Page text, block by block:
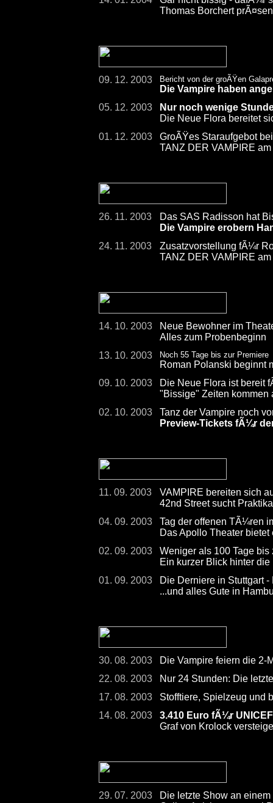
Thomas Borchert
09. 12. 2003 Bericht von der groÃŸen
Die Vampire haben
05. 12. 2003
Nur noch wenige
Die Neue Flora bereitet
01. 12. 2003
GroÃŸes Staraufgebot
TANZ DER VAMPIRE
26. 11. 2003
Das SAS Radisson hat
Die Vampire erobern
24. 11. 2003
Zusatzvorstellung fÃ¼r
TANZ DER VAMPIRE
14. 10. 2003
Neue Bewohner im
Alles zum Probenbeginn
13. 10. 2003
Noch 55 Tage bis zur Premiere
Roman Polanski beginnt
09. 10. 2003
Die Neue Flora ist bereit
"Bissige" Zeiten kommen
02. 10. 2003
Tanz der Vampire noch
Preview-Tickets fÃ¼r
11. 09. 2003
VAMPIRE bereiten sich
42nd Street sucht
04. 09. 2003
Tag der offenen TÃ¼ren
Das Apollo Theater
02. 09. 2003
Weniger als 100 Tage
Ein kurzer Blick hinter
01. 09. 2003
Die Derniere in Stuttgart -
...und alles Gute in
30. 08. 2003
Die Vampire feiern die 2-
22. 08. 2003
Nur 24 Stunden: Die
17. 08. 2003
Stofftiere, Spielzeug und
14. 08. 2003
3.410 Euro fÃ¼r UNICEF
Graf von Krolock
29. 07. 2003
Die letzte Show an